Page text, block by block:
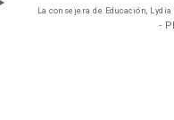
La consejera de Educación,
-